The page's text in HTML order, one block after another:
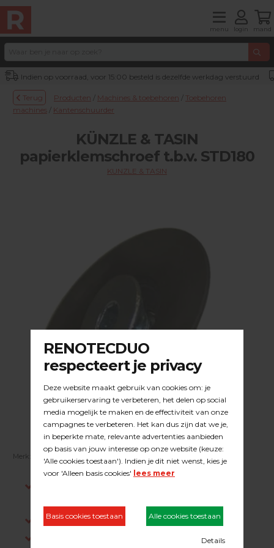
menu login mand
Indien op voorraad, voor 15:00 besteld is dezelfde werkdag verstuurd
Terug Producten / Machines & toebehoren / Toebehoren
machines / Kantenschuurder
KÜNZLE & TASIN
papierklemschroef t.b.v. STD180
KUNZLE & TASIN
Merk:
Gratis verzending in NL vanaf €200,-